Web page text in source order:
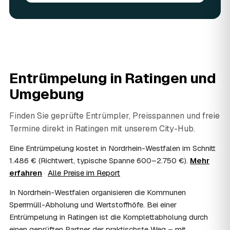
06 Ist eine Entrümpelung steuerlich absetzbar?
geht und Sie die Rechnung per Überweisung begleichen.
AWL Zentrum vermittelt nur die Entrümpler und ersetzt
keine Steuerberatung — die konkrete Anrechnung klären
07 Übernimmt das Sozialamt oder Jobcenter die
Kosten?
Im Einzelfall ist das möglich — etwa bei einer
Wohnungsauflösung im Rahmen von Sozialhilfe oder
einem vom Amt veranlassten Umzug. Wichtig: Den Antrag
stellen Sie vor Auftragserteilung beim zuständigen Amt
Zentrum vermittelt die Entrümpler, entscheidet aber nicht
über die Kostenübernahme.
08 Bekomme ich einen Entsorgungsnachweis?
Entrümpelung in Ratingen und
Umgebung
Finden Sie geprüfte Entrümpler, Preisspannen und freie
Termine direkt in Ratingen mit unserem City-Hub.
Eine Entrümpelung kostet in Nordrhein-Westfalen im Schnitt
1.486 € (Richtwert, typische Spanne 600–2.750 €). Mehr
erfahren · Alle Preise im Report
In Nordrhein-Westfalen organisieren die Kommunen
Sperrmüll-Abholung und Wertstoffhöfe. Bei einer
Entrümpelung in Ratingen ist die Komplettabholung durch